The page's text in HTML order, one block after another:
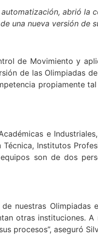
abrió
una nueva versión de
de Movimiento y
de las Olimpiadas
propiamente
e
Institutos
son de dos
nuestras
otras instituciones.
procesos”, aseguró